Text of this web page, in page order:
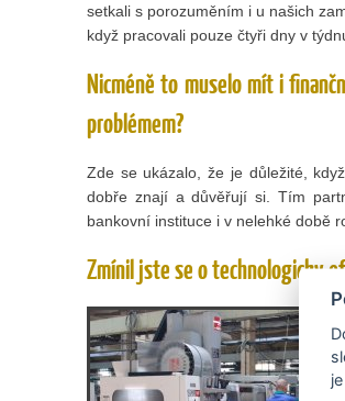
setkali s porozuměním i u našich
když pracovali pouze čtyři dny v
Nicméně to muselo mít i
problémem?
Zde se ukázalo, že je důležité,
dobře znají a důvěřují si. Tím
bankovní instituce i v nelehké době
Zmínil jste se o technologicky